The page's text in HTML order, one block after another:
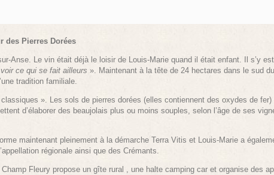
des Pierres Dorées
Anse. Le vin était déjà le loisir de Louis-Marie quand il était enfant. Il s’y
ce qui se fait ailleurs ». Maintenant à la tête de 24 hectares dans le sud
tradition familiale.
». Les sols de pierres dorées (elles contiennent des oxydes de
d’élaborer des beaujolais plus ou moins souples, selon l’âge de ses
maintenant pleinement à la démarche Terra Vitis et Louis-Marie a
régionale ainsi que des Crémants.
Fleury propose un gîte rural , une halte camping car et organise des